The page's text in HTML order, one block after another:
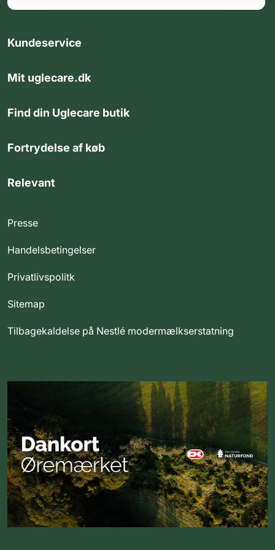
Kundeservice
Mit uglecare.dk
Find din Uglecare butik
Fortrydelse af køb
Relevant
Presse
Handelsbetingelser
Privatlivspolitk
Sitemap
Tilbagekaldelse på Nestlé modermælkserstatning